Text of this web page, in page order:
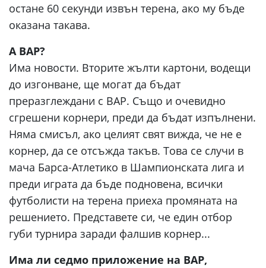
остане 60 секунди извън терена, ако му бъде
оказана такава.
А ВАР?
Има новости. Вторите жълти картони, водещи
до изгонване, ще могат да бъдат
преразглеждани с ВАР. Също и очевидно
сгрешени корнери, преди да бъдат изпълнени.
Няма смисъл, ако целият свят вижда, че не е
корнер, да се отсъжда такъв. Това се случи в
мача Барса-Атлетико в Шампионската лига и
преди играта да бъде подновена, всички
футболисти на терена приеха промяната на
решението. Представете си, че един отбор
губи турнира заради фалшив корнер...
Има ли седмо приложение на ВАР,